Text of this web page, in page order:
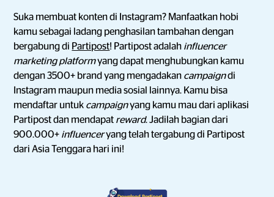
Suka membuat konten di Instagram? Manfaatkan hobi
kamu sebagai ladang penghasilan tambahan dengan
bergabung di Partipost! Partipost adalah influencer
marketing platformyang dapat menghubungkan kamu
dengan 3500+ brand yang mengadakan campaigndi
Instagram maupun media sosial lainnya. Kamu bisa
mendaftar untuk campaignyang kamu mau dari aplikasi
Partipost dan mendapat reward. Jadilah bagian dari
900.000+ influenceryang telah tergabung di Partipost
dari Asia Tenggara hari ini!